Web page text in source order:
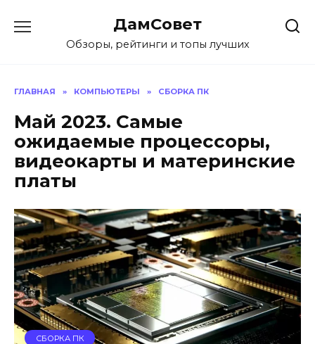
содержанию
ДамСовет
Обзоры, рейтинги и топы лучших
ГЛАВНАЯ » КОМПЬЮТЕРЫ » СБОРКА ПК
Май 2023. Самые
ожидаемые процессоры,
видеокарты и материнские
платы
СБОРКА ПК